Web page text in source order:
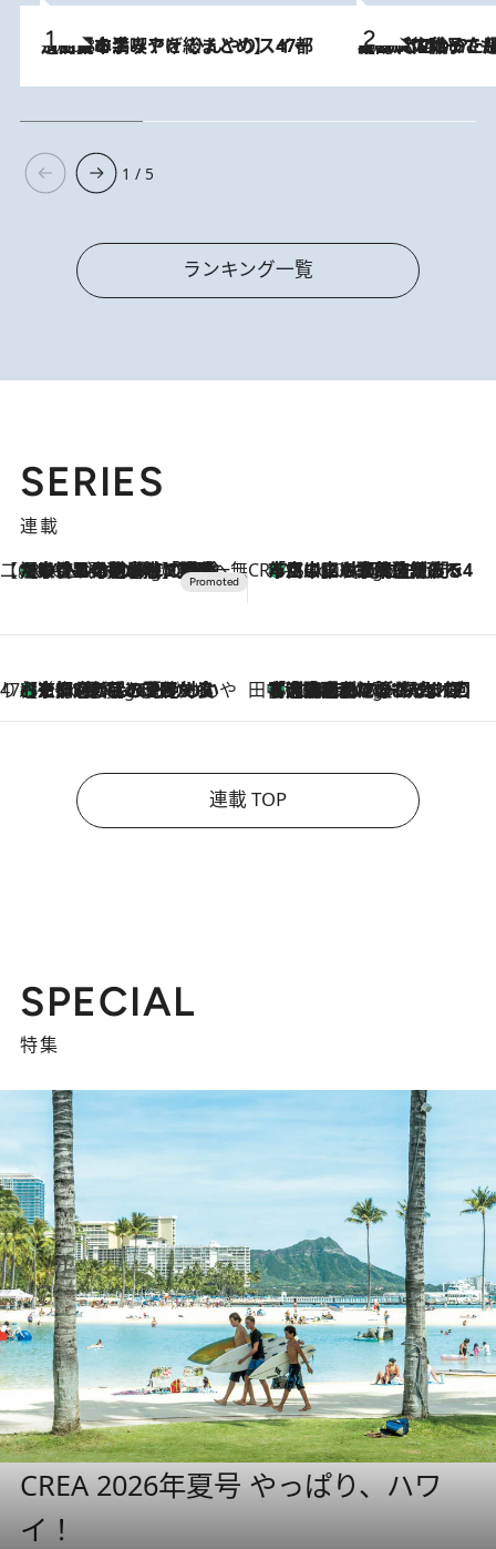
2026.8.5
【西日本エリアを総まとめ】 47都道府県の手みやげ ひんやりスイーツで夏を満喫 2026.8.5
【阿川佐和子さんの年とる力】なぜ70代で始めた趣味は“こんなに楽しい”のか？ ピアノ、俳句…スランプに陥っても続けられる“ある秘訣”とは
1 / 5
ランキング一覧
SERIES
連載
【CREA×星野リゾート】唯一無二。癒しと発見が待つ場所へ
16 Minutes Ago
【トンボの足水浴】ヒノキの香りに包まれて涼感マックス！約13℃の湧水かけ流しを避暑地「星野温泉 トンボの湯」で体験 CREA'S CHOICE
2 Hours Ago
「立川にも歌舞伎があるんだよ」 片岡仁左衛門・市川中車ら豪華座組みで4年目の立川立飛歌舞伎へ
47都道府県の手みやげ ひんやりスイーツで夏を満喫
2 Hours Ago
【京都府】この夏絶対食べたい 冷やしておいしいおやつ3選 ひと口目から心を掴む新緑のテリーヌ 田中稲の勝手に再ブーム
7 Hours Ago
「湘南乃風に憧れて」観客大盛上がりの“タオル回し”に、ラッパー顔負けの高速歌唱まで…さだまさし（74）のアグレッシブすぎる現在地
連載 TOP
SPECIAL
特集
CREA 2026年夏号 やっぱり、ハワ
イ！